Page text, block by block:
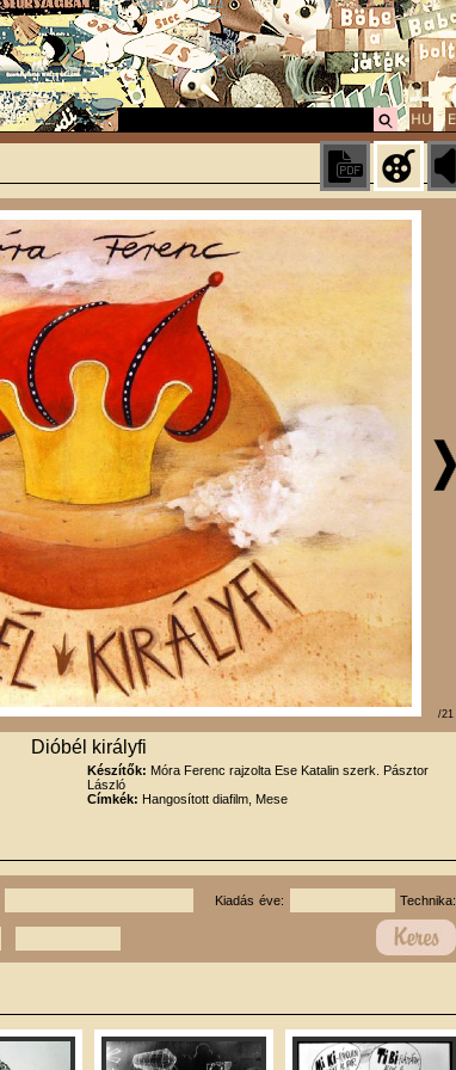
/21
Dióbél királyfi
Készítők: Móra Ferenc rajzolta Ese Katalin szerk. Pásztor
László
Címkék: Hangosított diafilm, Mese
Kiadás éve: Technika: